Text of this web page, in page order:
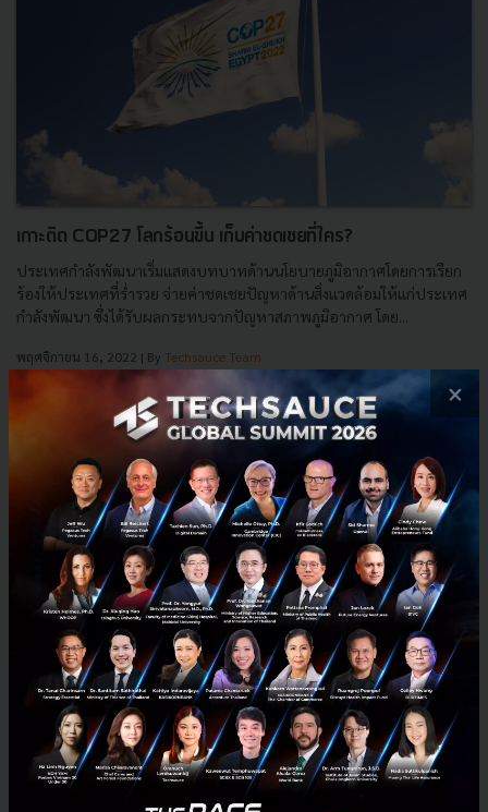
เกาะติด COP27 โลกร้อนขึ้น เก็บค่าชดเชยที่ใคร?
ประเทศกำลังพัฒนาเริ่มแสดงบทบาทด้านนโยบายภูมิอากาศโดยการเรียก
ร้องให้ประเทศที่ร่ำรวย จ่ายค่าชดเชยปัญหาด้านสิ่งแวดล้อมให้แก่ประเทศ
กำลังพัฒนา ซึ่งได้รับผลกระทบจากปัญหาสภาพภูมิอากาศ โดย...
พฤศจิกายน 16, 2022 | By Techsauce Team
cop27 climate-tech Global Policy
ก่อนจะถึง COP27 มาทบทวนคำมั่นสัญญาของผู้นำไทย คืบหน้า
×